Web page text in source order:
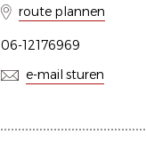
route plannen
06-12176969
e-mail sturen